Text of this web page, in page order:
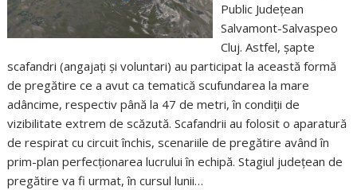
Public Județean
Salvamont-Salvaspeo
Cluj. Astfel, șapte
scafandri (angajați și voluntari) au participat la această formă
de pregătire ce a avut ca tematică scufundarea la mare
adâncime, respectiv până la 47 de metri, în condiții de
vizibilitate extrem de scăzută. Scafandrii au folosit o aparatură
de respirat cu circuit închis, scenariile de pregătire având în
prim-plan perfecționarea lucrului în echipă. Stagiul județean de
pregătire va fi urmat, în cursul lunii…